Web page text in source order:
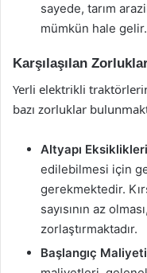
sayede, tarım
mümkün hale gelir.
Karşılaşılan
Yerli elektrikli
bazı zorluklar
Altyapı
edilebilmesi için
gerekmektedir.
sayısının az
zorlaştırmaktadır.
Başlangıç